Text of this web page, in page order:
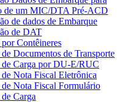
de um MIC/DTA Pré-ACD
de dados de Embarque
de DAT
por Contêineres
de Documentos de Transporte
de Carga por DU-E/RUC
de Nota Fiscal Eletrônica
de Nota Fiscal Formulário
Carga